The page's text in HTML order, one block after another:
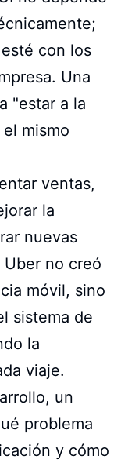
con los
Una
"estar a la
mismo
ventas,
la
nuevas
no creó
móvil, sino
sistema de
la
viaje.
un
problema
y cómo